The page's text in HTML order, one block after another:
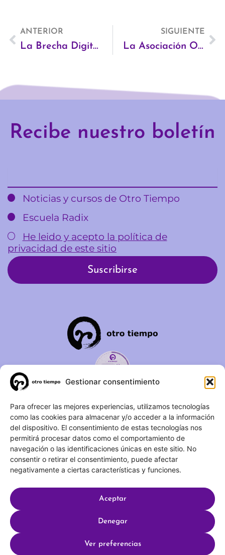
Gestionar consentimiento
Para ofrecer las mejores experiencias, utilizamos tecnologías
como las cookies para almacenar y/o acceder a la información
del dispositivo. El consentimiento de estas tecnologías nos
permitirá procesar datos como el comportamiento de
navegación o las identificaciones únicas en este sitio. No
consentir o retirar el consentimiento, puede afectar
negativamente a ciertas características y funciones.
Aceptar
Denegar
Ver preferencias
AntANTERIOR
La Brecha Digital de Género en España
SIGUIENTE
La Asociación Otro Tiempo recogerá las cápsulas de café de los puntos limpios de Madrid
Recibe nuestro boletín
Noticias y cursos de Otro Tiempo
Escuela Radix
He leido y acepto la política de
privacidad de este sitio
C/ Duque de Fernán Núñez,
2 – 1ºA 28012 – Madrid
(+34) 623 183 283
info@otrotiempo.org
Hecho con por SocialCo © 2025 Otro Tiempo
Política de privacidad